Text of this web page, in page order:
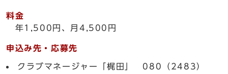
料金
年1,500円、月4,500円
申込み先・応募先
クラブマネージャー「梶田」 080（2483）